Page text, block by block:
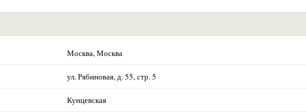
Москва, Москва
ул. Рябиновая, д. 55, стр. 5
Кунцевская